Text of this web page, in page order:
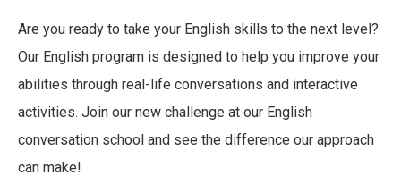
Are you ready to take your English skills to the next level?
Our English program is designed to help you improve your
abilities through real-life conversations and interactive
activities. Join our new challenge at our English
conversation school and see the difference our approach
can make!